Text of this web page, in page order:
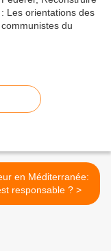
en Méditerranée:
qui est responsable ? >